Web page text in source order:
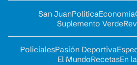
San JuanPolíticaEconomía
Suplemento Verde
PolicialesPasión Deportiva
El MundoRecetasEn